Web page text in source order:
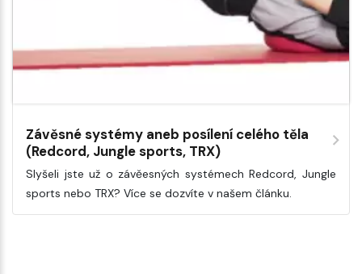
Závěsné systémy aneb posílení celého těla
(Redcord, Jungle sports, TRX)
Slyšeli jste už o závěesných systémech Redcord, Jungle
sports nebo TRX? Více se dozvíte v našem článku.